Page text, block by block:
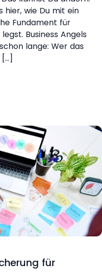
hier, wie Du mit ein
Fundament für
Business Angels
lange: Wer das
für